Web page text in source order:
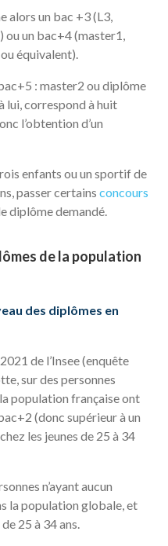
alors un bac +3 (L3,
un bac+4 (master1,
équivalent).
: master2 ou diplôme
lui, correspond à huit
l’obtention d’un
enfants ou un sportif de
passer certains concours
diplôme demandé.
de la population
des diplômes en
de l’Insee (enquête
sur des personnes
population française ont
(donc supérieur à un
les jeunes de 25 à 34
n’ayant aucun
la population globale, et
25 à 34 ans.